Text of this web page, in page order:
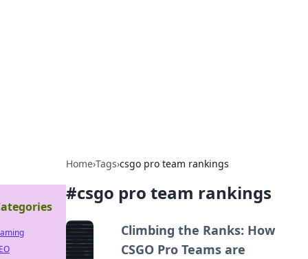
Home›Tags›csgo pro team rankings
#csgo pro team rankings
Climbing the Ranks: How
CSGO Pro Teams are